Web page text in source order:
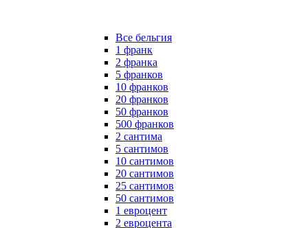
Все бельгия
1 франк
2 франка
5 франков
10 франков
20 франков
50 франков
500 франков
2 сантима
5 сантимов
10 сантимов
20 сантимов
25 сантимов
50 сантимов
1 евроцент
2 евроцента